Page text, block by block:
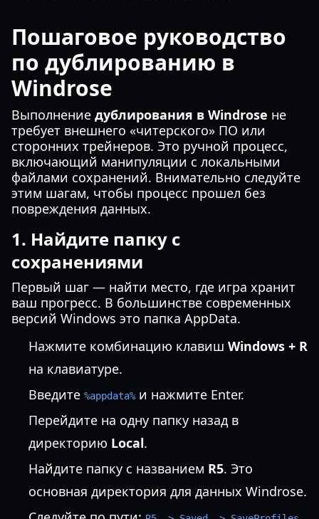
Пошаговое руководство
по дублированию в
Windrose
Выполнение дублирования в Windrose не
требует внешнего «читерского» ПО или
сторонних трейнеров. Это ручной процесс,
включающий манипуляции с локальными
файлами сохранений. Внимательно следуйте
этим шагам, чтобы процесс прошел без
повреждения данных.
1. Найдите папку с
сохранениями
Первый шаг — найти место, где игра хранит
ваш прогресс. В большинстве современных
версий Windows это папка AppData.
Нажмите комбинацию клавиш Windows + R
на клавиатуре.
Введите %appdata% и нажмите Enter.
Перейдите на одну папку назад в
директорию Local.
Найдите папку с названием R5. Это
основная директория для данных Windrose.